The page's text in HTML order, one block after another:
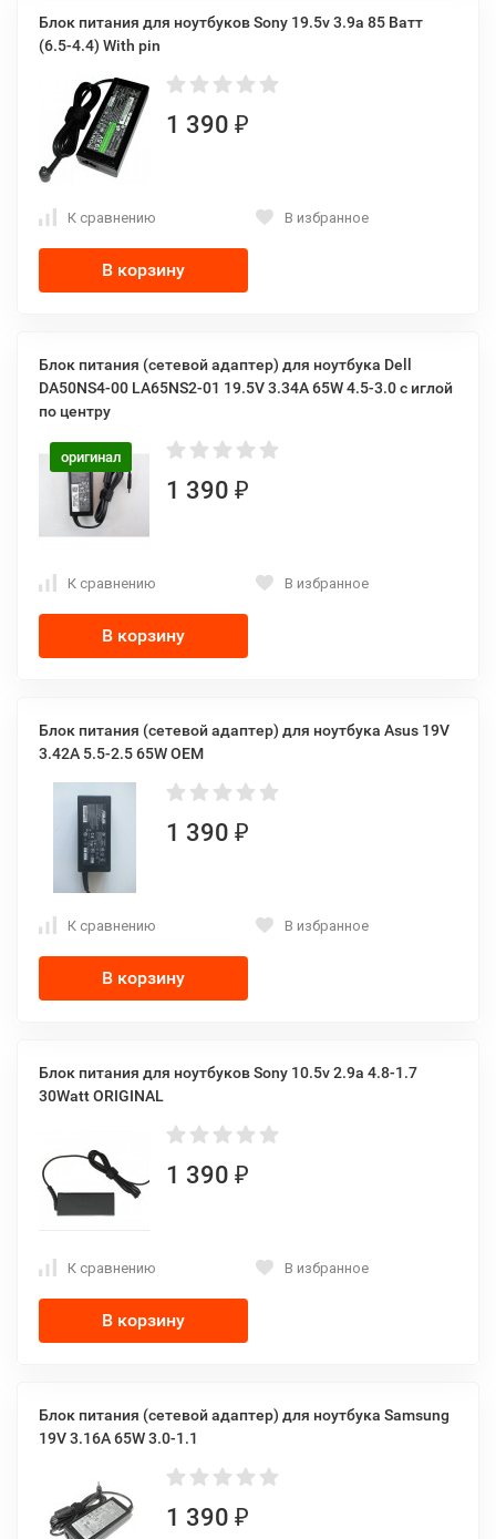
Блок питания для ноутбуков Sony 19.5v 3.9a 85 Ватт
(6.5-4.4) With pin
1 390 ₽
К сравнению В избранное
В корзину
Блок питания (сетевой адаптер) для ноутбука Dell
DA50NS4-00 LA65NS2-01 19.5V 3.34A 65W 4.5-3.0 с иглой
по центру
оригинал
1 390 ₽
К сравнению В избранное
В корзину
Блок питания (сетевой адаптер) для ноутбука Asus 19V
3.42A 5.5-2.5 65W OEM
1 390 ₽
К сравнению В избранное
В корзину
Блок питания для ноутбуков Sony 10.5v 2.9a 4.8-1.7
30Watt ORIGINAL
1 390 ₽
К сравнению В избранное
В корзину
Блок питания (сетевой адаптер) для ноутбука Samsung
19V 3.16A 65W 3.0-1.1
1 390 ₽